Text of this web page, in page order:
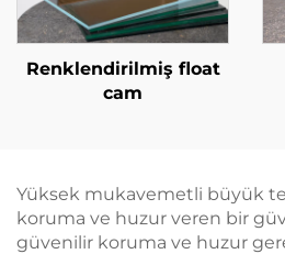
Renklendirilmiş float
cam
Yüksek mukavemetli büyük
koruma ve huzur veren bir
güvenilir koruma ve huzur